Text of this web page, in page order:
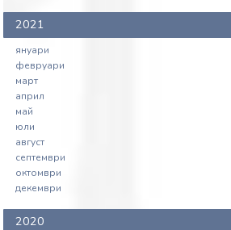
2021
януари
февруари
март
април
май
юли
август
септември
октомври
декември
2020